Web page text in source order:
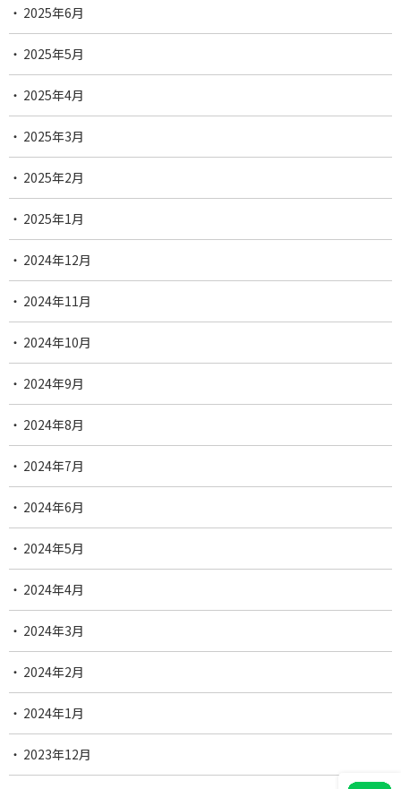
2025年6月
2025年5月
2025年4月
2025年3月
2025年2月
2025年1月
2024年12月
2024年11月
2024年10月
2024年9月
2024年8月
2024年7月
2024年6月
2024年5月
2024年4月
2024年3月
2024年2月
2024年1月
2023年12月